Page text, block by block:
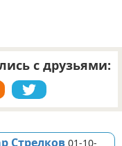
с друзьями:
Стрелков 01-10-